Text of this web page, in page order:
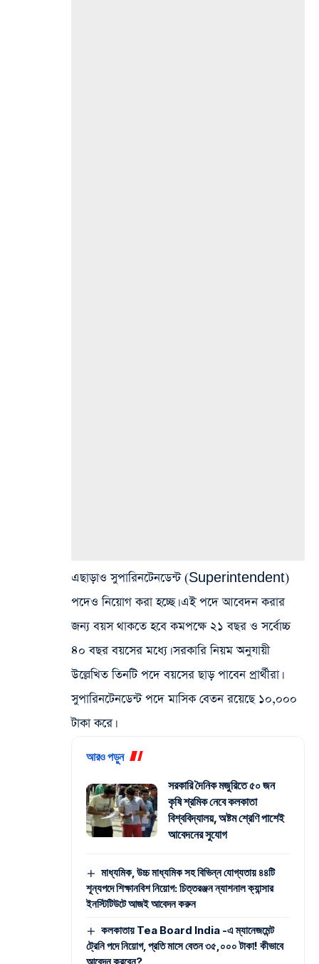
এছাড়াও সুপারিনটেনডেন্ট (Superintendent)
পদেও নিয়োগ করা হচ্ছে। এই পদে আবেদন করার
জন্য বয়স থাকতে হবে কমপক্ষে ২১ বছর ও সর্বোচ্চ
৪০ বছর বয়সের মধ্যে। সরকারি নিয়ম অনুযায়ী
উল্লেখিত তিনটি পদে বয়সের ছাড় পাবেন প্রার্থীরা।
সুপারিনটেনডেন্ট পদে মাসিক বেতন রয়েছে ১০,০০০
টাকা করে।
আরও পড়ুন
সরকারি দৈনিক মজুরিতে ৫০ জন
কৃষি শ্রমিক নেবে কলকাতা
বিশ্ববিদ্যালয়, অষ্টম শ্রেণি পাশেই
আবেদনের সুযোগ
মাধ্যমিক, উচ্চ মাধ্যমিক সহ বিভিন্ন যোগ্যতায় ৪৪টি
শূন্যপদে শিক্ষানবিশ নিয়োগ: চিত্তরঞ্জন ন্যাশনাল ক্যান্সার
ইনস্টিটিউটে আজই আবেদন করুন
কলকাতায় Tea Board India -এ ম্যানেজমেন্ট
ট্রেনি পদে নিয়োগ, প্রতি মাসে বেতন ৩৫,০০০ টাকা! কীভাবে